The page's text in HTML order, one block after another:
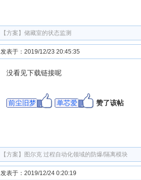
【方案】 储藏室的状态监测
发表于：2019/12/23 20:45:35
没看见下载链接呢
前尘旧梦 单芯爱 赞了该帖
【方案】 图尔克 过程自动化领域的防爆/隔离模块
发表于：2019/12/24 0:20:19